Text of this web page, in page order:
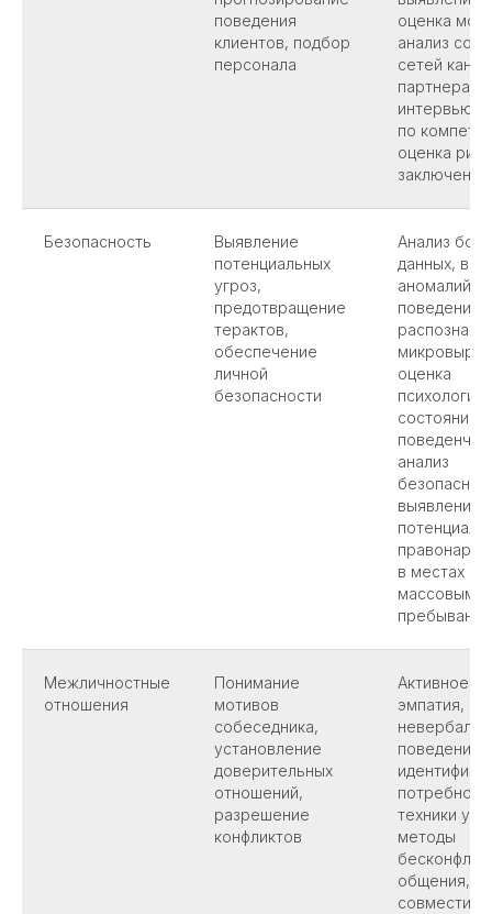
поведения
клиентов, подбор
персонала
оценка
анализ
сетей
партнера,
по
оценка
Безопасность
Выявление
потенциальных
угроз,
предотвращение
терактов,
обеспечение
личной
безопасности
Анализ
данных,
аномалий в
поведении,
оценка
состояния,
анализ
выявление
в местах с
массовым
Межличностные
отношения
Понимание
мотивов
собеседника,
установление
доверительных
отношений,
разрешение
конфликтов
Активное
эмпатия,
поведения,
техники
методы
общения,